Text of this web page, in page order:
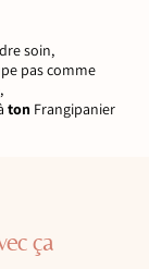
soin,
pas comme
ton Frangipanier
ça